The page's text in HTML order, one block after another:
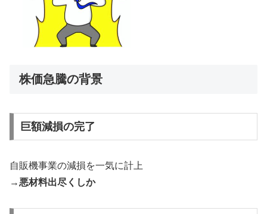
株価急騰の背景
巨額減損の完了
自販機事業の減損を一気に計上
→ 悪材料出尽くしか